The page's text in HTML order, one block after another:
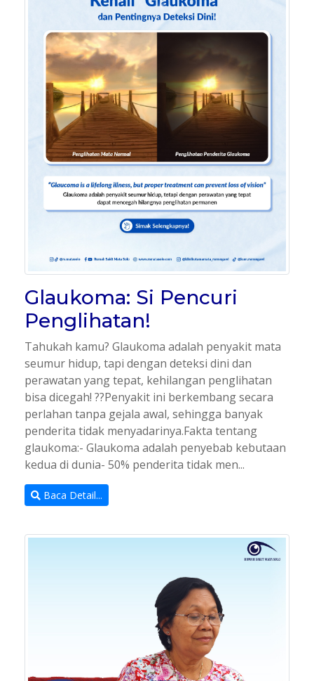
Glaukoma: Si Pencuri
Penglihatan!
Tahukah kamu? Glaukoma adalah penyakit mata
seumur hidup, tapi dengan deteksi dini dan
perawatan yang tepat, kehilangan penglihatan
bisa dicegah! ??Penyakit ini berkembang secara
perlahan tanpa gejala awal, sehingga banyak
penderita tidak menyadarinya.Fakta tentang
glaukoma:- Glaukoma adalah penyebab kebutaan
kedua di dunia- 50% penderita tidak men...
Baca Detail...